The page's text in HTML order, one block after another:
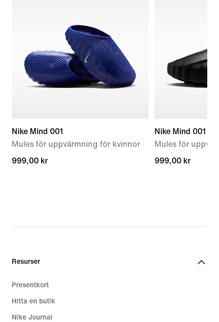
Nike Mind 001
Mules för uppvärmning för kvinnor
999,00 kr
999,00 kr
Nike Mind 001
Mules för
999,00 kr
999,00 kr
Resurser
Presentkort
Hitta en butik
Nike Journal